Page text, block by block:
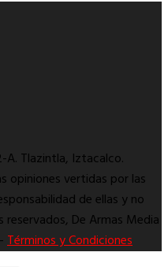
A. Tlazintla, Iztacalco.
opiniones vertidas por las
de ellas y no
De Armas Media
-Términos y Condiciones